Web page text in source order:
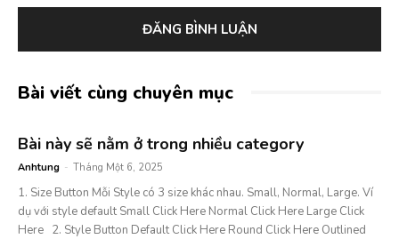
Bài viết cùng chuyên mục
Bài này sẽ nằm ở trong nhiều category
Anhtung - Tháng Một 6, 2025
1. Size Button Mỗi Style có 3 size khác nhau. Small, Normal, Large. Ví
dụ với style default Small Click Here Normal Click Here Large Click
Here 2. Style Button Default Click Here Round Click Here Outlined